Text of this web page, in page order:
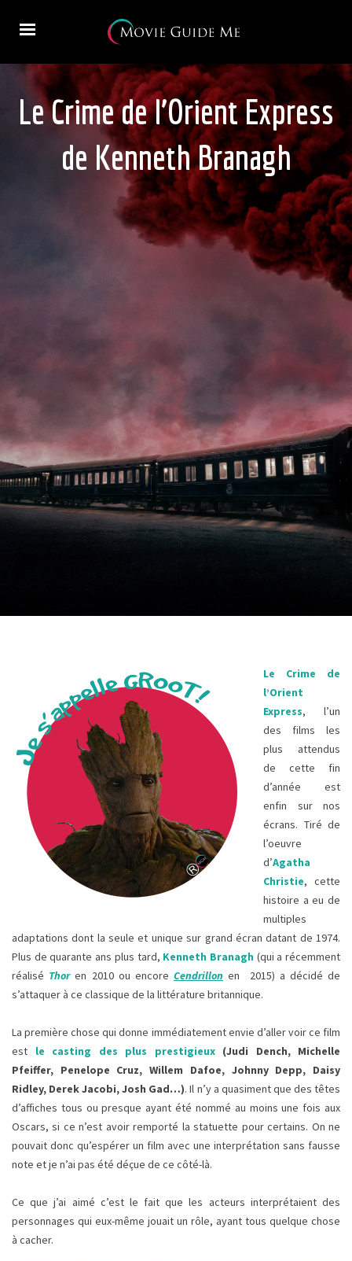
Le Crime de l’Orient Express
de Kenneth Branagh
Le Crime de
l’Orient
Express, l’un
des films les
plus attendus
de cette fin
d’année est
enfin sur nos
écrans. Tiré de
l’oeuvre
d’Agatha
Christie, cette
histoire a eu de
multiples
adaptations dont la seule et unique sur grand écran datant de 1974.
Plus de quarante ans plus tard, Kenneth Branagh (qui a récemment
réalisé Thoren 2010 ou encoreCendrillon en
2015) a décidé de
s’attaquer à ce classique de la littérature britannique.
La première chose qui donne immédiatement envie d’aller voir ce film
est le casting des plus prestigieux (Judi Dench, Michelle
Pfeiffer, Penelope Cruz, Willem Dafoe, Johnny Depp, Daisy
Ridley, Derek Jacobi, Josh Gad…). Il n’y a quasiment que des têtes
d’affiches tous ou presque ayant été nommé au moins une fois aux
Oscars, si ce n’est avoir remporté la statuette pour certains. On ne
pouvait donc qu’espérer un film avec une interprétation sans fausse
note et je n’ai pas été déçue de ce côté-là.
Ce que j’ai aimé c’est le fait que les acteurs interprétaient des
personnages qui eux-même jouait un rôle, ayant tous quelque chose
à cacher.